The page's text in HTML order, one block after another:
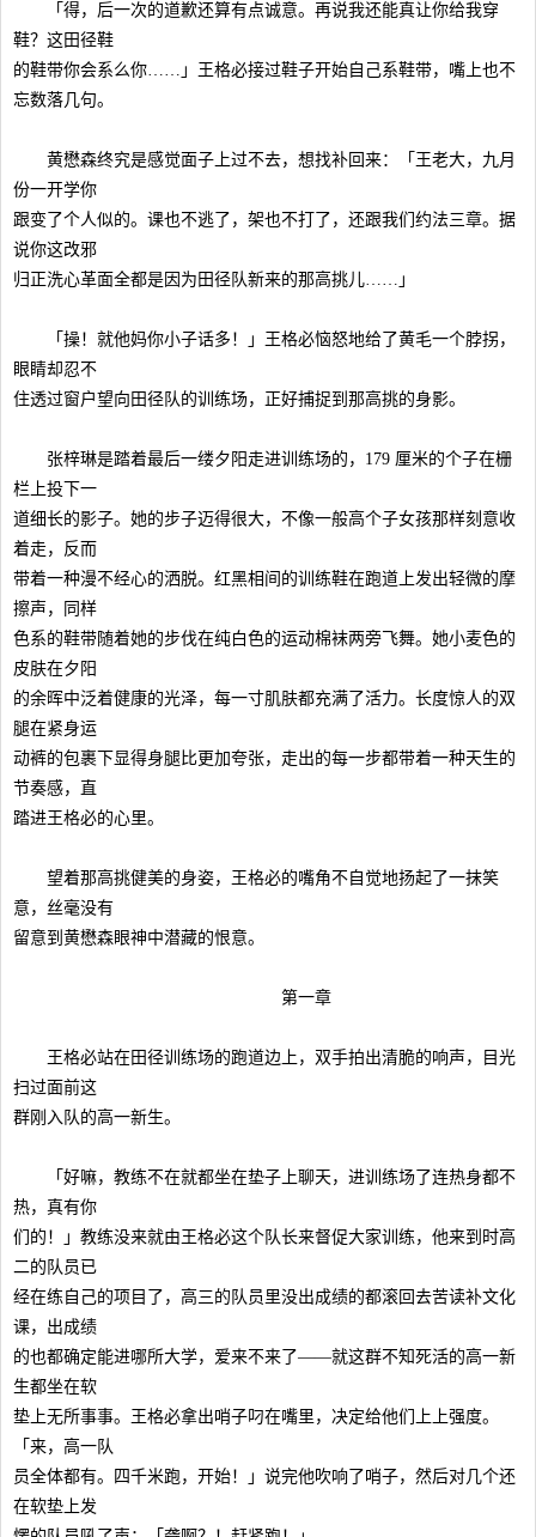
「得，后一次的道歉还算有点诚意。再说我还能真让你给我穿
鞋？这田径鞋
的鞋带你会系么你……」王格必接过鞋子开始自己系鞋带，嘴上也不
忘数落几句。
黄懋森终究是感觉面子上过不去，想找补回来：「王老大，九月
份一开学你
跟变了个人似的。课也不逃了，架也不打了，还跟我们约法三章。据
说你这改邪
归正洗心革面全都是因为田径队新来的那高挑儿……」
「操！就他妈你小子话多！」王格必恼怒地给了黄毛一个脖拐，
眼睛却忍不
住透过窗户望向田径队的训练场，正好捕捉到那高挑的身影。
张梓琳是踏着最后一缕夕阳走进训练场的，179 厘米的个子在栅
栏上投下一
道细长的影子。她的步子迈得很大，不像一般高个子女孩那样刻意收
着走，反而
带着一种漫不经心的洒脱。红黑相间的训练鞋在跑道上发出轻微的摩
擦声，同样
色系的鞋带随着她的步伐在纯白色的运动棉袜两旁飞舞。她小麦色的
皮肤在夕阳
的余晖中泛着健康的光泽，每一寸肌肤都充满了活力。长度惊人的双
腿在紧身运
动裤的包裹下显得身腿比更加夸张，走出的每一步都带着一种天生的
节奏感，直
踏进王格必的心里。
望着那高挑健美的身姿，王格必的嘴角不自觉地扬起了一抹笑
意，丝毫没有
留意到黄懋森眼神中潜藏的恨意。
第一章
王格必站在田径训练场的跑道边上，双手拍出清脆的响声，目光
扫过面前这
群刚入队的高一新生。
「好嘛，教练不在就都坐在垫子上聊天，进训练场了连热身都不
热，真有你
们的！」教练没来就由王格必这个队长来督促大家训练，他来到时高
二的队员已
经在练自己的项目了，高三的队员里没出成绩的都滚回去苦读补文化
课，出成绩
的也都确定能进哪所大学，爱来不来了——就这群不知死活的高一新
生都坐在软
垫上无所事事。王格必拿出哨子叼在嘴里，决定给他们上上强度。
「来，高一队
员全体都有。四千米跑，开始！」说完他吹响了哨子，然后对几个还
在软垫上发